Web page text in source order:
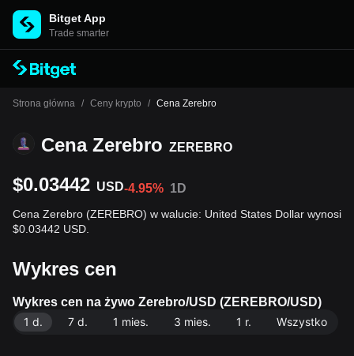
Bitget App
Trade smarter
Strona główna / Ceny krypto / Cena Zerebro
Cena Zerebro ZEREBRO
$0.03442 USD-4.95% 1D
Cena Zerebro (ZEREBRO) w walucie: United States Dollar wynosi
$0.03442 USD.
Wykres cen
Wykres cen na żywo Zerebro/USD (ZEREBRO/USD)
1 d.
7 d. 1 mies. 3 mies. 1 r. Wszystko